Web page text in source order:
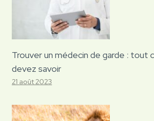
Trouver un médecin de garde : tout
devez savoir
21 août 2023